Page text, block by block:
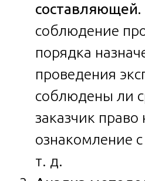
составляющей.
соблюдение
порядка
проведения
соблюдены ли
заказчик право
ознакомление
т. д.